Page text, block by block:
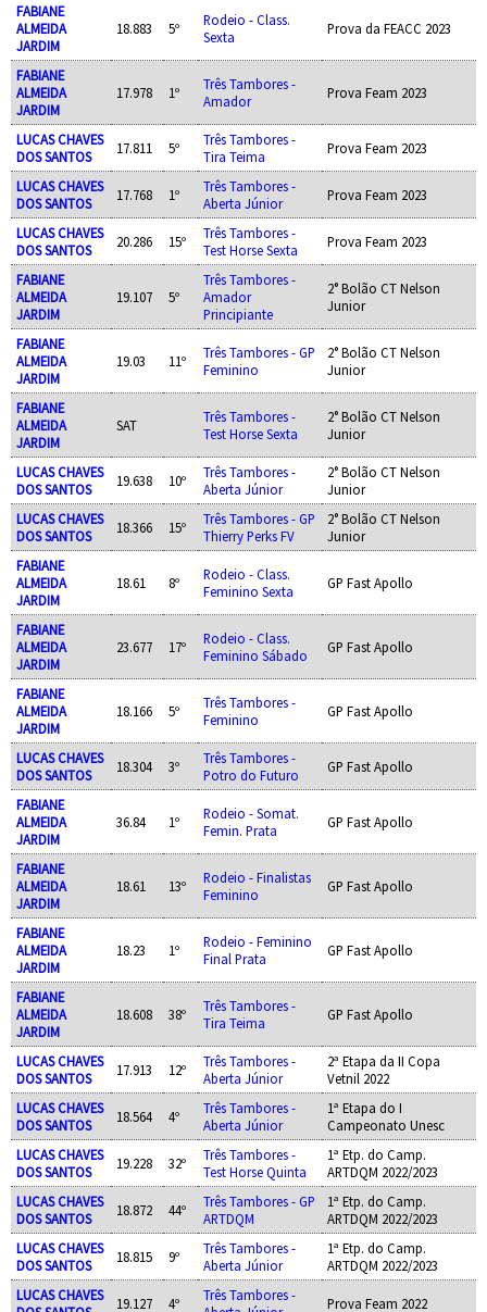
FABIANE
ALMEIDA
JARDIM
18.883 5º
Rodeio - Class.
Sexta
Prova da FEACC 2023
FABIANE
ALMEIDA
JARDIM
17.978 1º
Três Tambores -
Amador
Prova Feam 2023
LUCAS CHAVES
DOS SANTOS
17.811 5º
Três Tambores -
Tira Teima
Prova Feam 2023
LUCAS CHAVES
DOS SANTOS
17.768 1º
Três Tambores -
Aberta Júnior
Prova Feam 2023
LUCAS CHAVES
DOS SANTOS
20.286 15º
Três Tambores -
Test Horse Sexta
Prova Feam 2023
FABIANE
ALMEIDA
JARDIM
19.107 5º
Três Tambores -
Amador
Principiante
2° Bolão CT Nelson
Junior
FABIANE
ALMEIDA
JARDIM
19.03 11º
Três Tambores - GP
Feminino
2° Bolão CT Nelson
Junior
FABIANE
ALMEIDA
JARDIM
SAT
Três Tambores -
Test Horse Sexta
2° Bolão CT Nelson
Junior
LUCAS CHAVES
DOS SANTOS
19.638 10º
Três Tambores -
Aberta Júnior
2° Bolão CT Nelson
Junior
LUCAS CHAVES
DOS SANTOS
18.366 15º
Três Tambores - GP
Thierry Perks FV
2° Bolão CT Nelson
Junior
FABIANE
ALMEIDA
JARDIM
18.61 8º
Rodeio - Class.
Feminino Sexta
GP Fast Apollo
FABIANE
ALMEIDA
JARDIM
23.677 17º
Rodeio - Class.
Feminino Sábado
GP Fast Apollo
FABIANE
ALMEIDA
JARDIM
18.166 5º
Três Tambores -
Feminino
GP Fast Apollo
LUCAS CHAVES
DOS SANTOS
18.304 3º
Três Tambores -
Potro do Futuro
GP Fast Apollo
FABIANE
ALMEIDA
JARDIM
36.84 1º
Rodeio - Somat.
Femin. Prata
GP Fast Apollo
FABIANE
ALMEIDA
JARDIM
18.61 13º
Rodeio - Finalistas
Feminino
GP Fast Apollo
FABIANE
ALMEIDA
JARDIM
18.23 1º
Rodeio - Feminino
Final Prata
GP Fast Apollo
FABIANE
ALMEIDA
JARDIM
18.608 38º
Três Tambores -
Tira Teima
GP Fast Apollo
LUCAS CHAVES
DOS SANTOS
17.913 12º
Três Tambores -
Aberta Júnior
2ª Etapa da II Copa
Vetnil 2022
LUCAS CHAVES
DOS SANTOS
18.564 4º
Três Tambores -
Aberta Júnior
1ª Etapa do I
Campeonato Unesc
LUCAS CHAVES
DOS SANTOS
19.228 32º
Três Tambores -
Test Horse Quinta
1ª Etp. do Camp.
ARTDQM 2022/2023
LUCAS CHAVES
DOS SANTOS
18.872 44º
Três Tambores - GP
ARTDQM
1ª Etp. do Camp.
ARTDQM 2022/2023
LUCAS CHAVES
DOS SANTOS
18.815 9º
Três Tambores -
Aberta Júnior
1ª Etp. do Camp.
ARTDQM 2022/2023
LUCAS CHAVES
19.127 4º
Três Tambores -
Prova Feam 2022